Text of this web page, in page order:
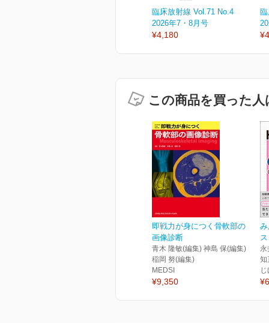
臨床放射線 Vol.71 No.4
2026年7・8月号
¥4,180
この商品を買った
即戦力が身につく骨軟部の
画像診断
青木 隆敏(編集) 神島 保(編集)
稲岡 努(編集)
MEDSI
¥9,350
永
知